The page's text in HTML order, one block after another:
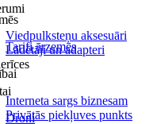
Tarifi ārzemēs
Interneta sargs biznesam
Privātās piekļuves punkts
Viedpulksteņu aksesuāri
Lādētāji un adapteri
Droni